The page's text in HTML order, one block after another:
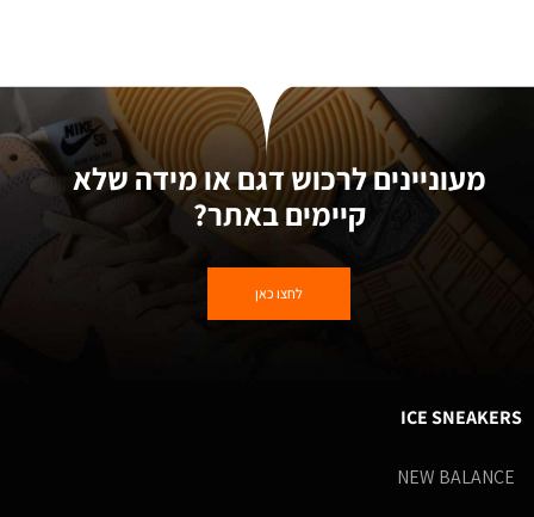
מעוניינים לרכוש דגם או מידה שלא
קיימים באתר?
לחצו כאן
ICE SNEAKERS
NEW BALANCE